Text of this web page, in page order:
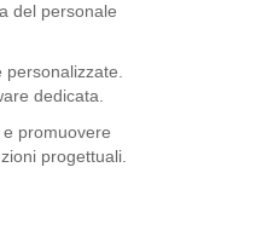
del personale
dedicata.
promuovere
progettuali.